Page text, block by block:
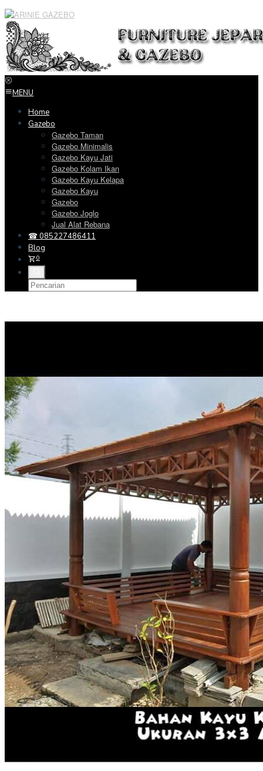
Loncat
ke
konten
MENU
Home
Gazebo
Gazebo Taman
Gazebo Minimalis
Gazebo Kayu Jati
Gazebo Kolam Ikan
Gazebo Kayu Kelapa
Gazebo Kayu
Gazebo
Gazebo Joglo
Jual Alat Rebana
☎ 085227486411
Blog
0